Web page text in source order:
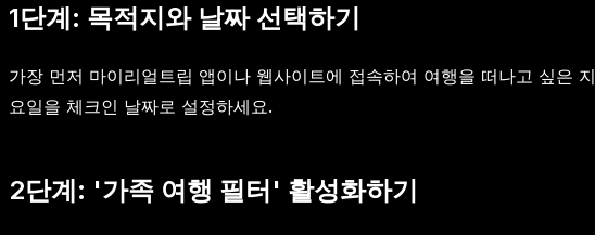
1단계: 목적지와 날짜 선택하기
가장 먼저 마이리얼트립 앱이나 웹사이트에 접속하여 여행을 떠나고 싶은
요일을 체크인 날짜로 설정하세요.
2단계: '가족 여행 필터' 활성화하기